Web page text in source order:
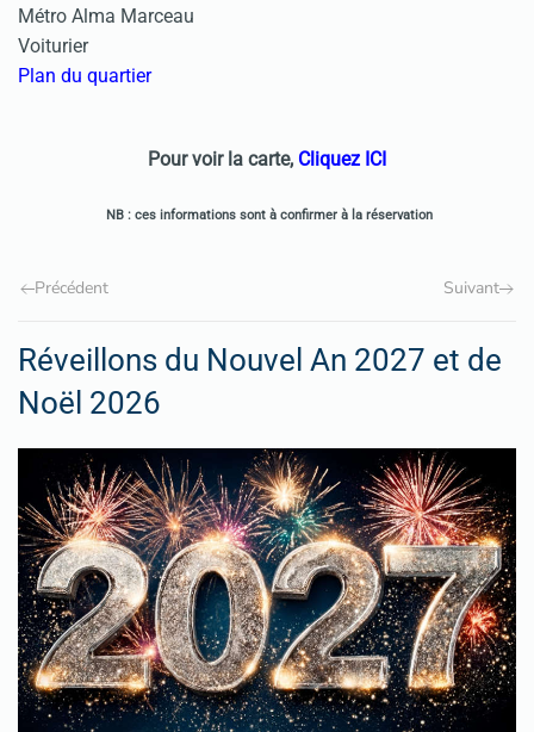
Métro Alma Marceau
Voiturier
Plan du quartier
Pour voir la carte, Cliquez ICI
NB : ces informations sont à confirmer à la réservation
Précédent Suivant
Réveillons du Nouvel An 2027 et de
Noël 2026